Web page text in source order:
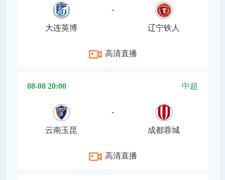
大连英博
-
辽宁铁人
高清直播
08-08 20:00 中超
云南玉昆
-
成都蓉城
高清直播